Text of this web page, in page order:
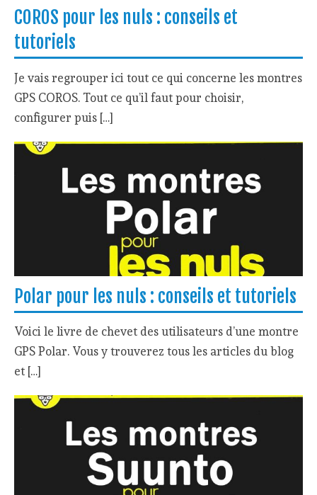
COROS pour les nuls : conseils et
tutoriels
Je vais regrouper ici tout ce qui concerne les montres
GPS COROS. Tout ce qu’il faut pour choisir,
configurer puis […]
Polar pour les nuls : conseils et tutoriels
Voici le livre de chevet des utilisateurs d’une montre
GPS Polar. Vous y trouverez tous les articles du blog
et […]